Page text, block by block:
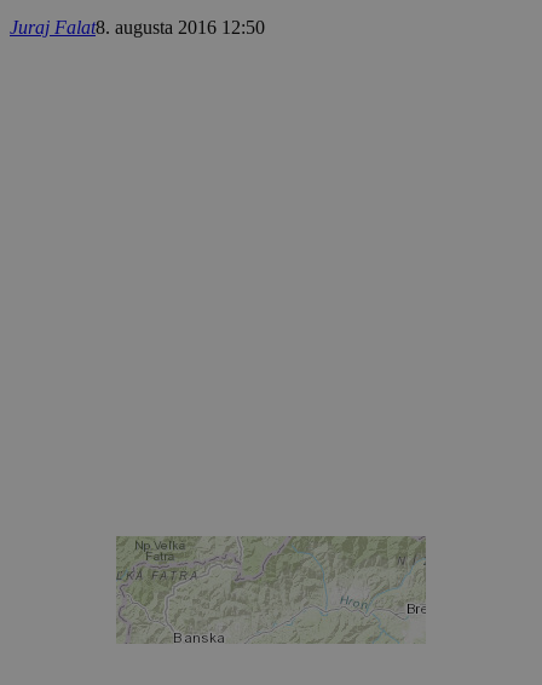
Juraj Falat8. augusta 2016 12:50